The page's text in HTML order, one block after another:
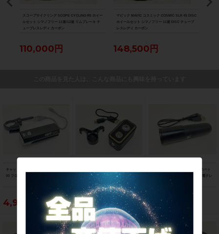
スコープサイクリング SCOPE CYCLING R5 ホイー
ルセット シマノフリー 11速/12速 リムブレーキ チ
ューブレスレディ カーボン
110,000円
マビック MAVIC コスミック COSMIC SLR 45 DISC
ホイールセット シマノフリー 11速 DISC チューブ
レスレディ カーボン
148,500円
キャットアイ CATEYE アンプ AMPP5
00 フロントライト 点灯確認済み
4,950円
ミー SEEMEE300 リアライト 点灯確
5,390円
キャットアイ CATEYE VOLT用 カート
リッジバッテリー BA-2.2 急速充電クレ
5,390円